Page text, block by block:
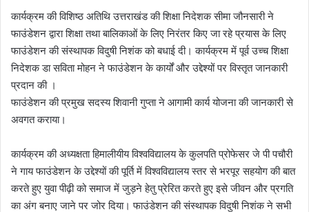
कार्यक्रम की विशिष्ठ अतिथि उत्तराखंड की शिक्षा निदेशक सीमा जौनसारी ने
फाउंडेशन द्वारा शिक्षा तथा बालिकाओं के लिए निरंतर किए जा रहे प्रयास के लिए
फाउंडेशन की संस्थापक विदुषी निशंक को बधाई दी। कार्यक्रम में पूर्व उच्च शिक्षा
निदेशक डा सविता मोहन ने फाउंडेशन के कार्यों और उद्देश्यों पर विस्तृत जानकारी
प्रदान की ।
फाउंडेशन की प्रमुख सदस्य शिवानी गुप्ता ने आगामी कार्य योजना की जानकारी से
अवगत कराया।
कार्यक्रम की अध्यक्षता हिमालीयीय विश्वविद्यालय के कुलपति प्रोफेसर जे पी पचौरी
ने गाय फाउंडेशन के उद्देश्यों की पूर्ति में विश्वविद्यालय स्तर से भरपूर सहयोग की बात
करते हुए युवा पीढ़ी को समाज में जुड़ने हेतु प्रेरित करते हुए इसे जीवन और प्रगति
का अंग बनाए जाने पर जोर दिया। फाउंडेशन की संस्थापक विदुषी निशंक ने सभी